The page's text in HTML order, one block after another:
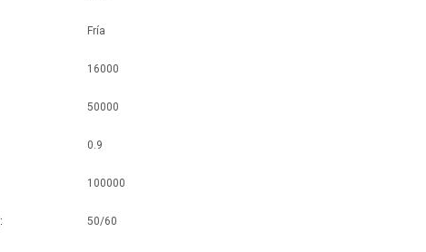
Fría
16000
50000
0.9
100000
50/60